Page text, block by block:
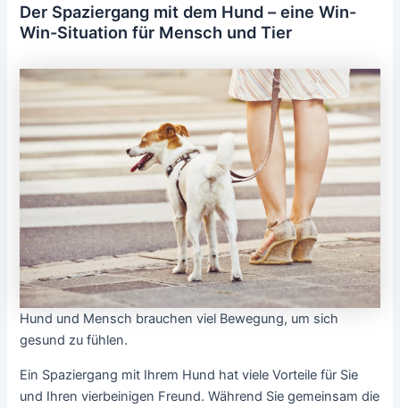
Der Spaziergang mit dem Hund – eine Win-
Win-Situation für Mensch und Tier
Hund und Mensch brauchen viel Bewegung, um sich
gesund zu fühlen.
Ein Spaziergang mit Ihrem Hund hat viele Vorteile für Sie
und Ihren vierbeinigen Freund. Während Sie gemeinsam die